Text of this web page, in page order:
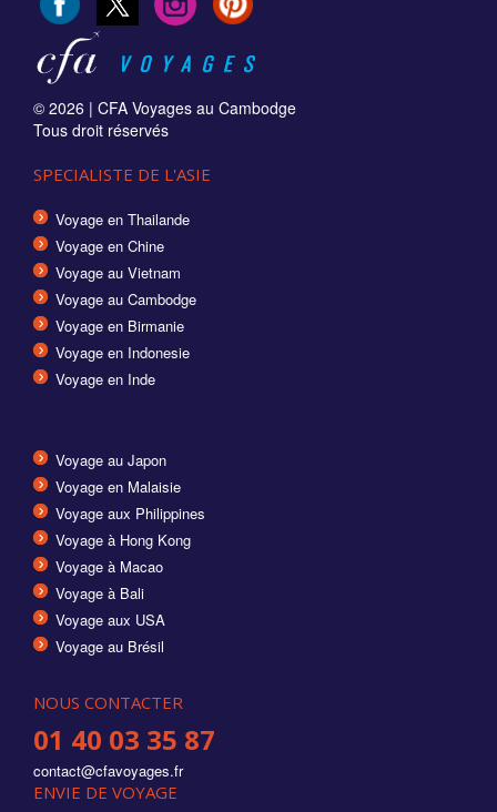
© 2026 | CFA Voyages au Cambodge
Tous droit réservés
SPECIALISTE DE L'ASIE
Voyage en Thailande
Voyage en Chine
Voyage au Vietnam
Voyage au Cambodge
Voyage en Birmanie
Voyage en Indonesie
Voyage en Inde
Voyage au Japon
Voyage en Malaisie
Voyage aux Philippines
Voyage à Hong Kong
Voyage à Macao
Voyage à Bali
Voyage aux USA
Voyage au Brésil
NOUS CONTACTER
01 40 03 35 87
contact@cfavoyages.fr
ENVIE DE VOYAGE